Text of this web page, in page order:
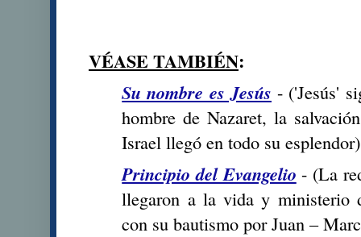
VÉASE TAMBIÉN:
Su nombre es Jesús - ('Jesús'
hombre de Nazaret, la
Israel llegó en todo su esplendor)
Principio del Evangelio - (La
llegaron a la vida y ministerio
con su bautismo por Juan –